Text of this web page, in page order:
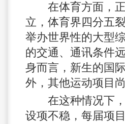
在体育方面，正
立，体育界四分五
举办世界性的大型
的交通、通讯条件
身而言，新生的国
外，其他运动项目
在这种情况下，
设项不稳，每届项